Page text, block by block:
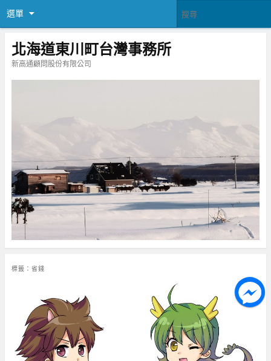
選單
北海道東川町台灣事務所
新高通顧問股份有限公司
標籤： 省錢